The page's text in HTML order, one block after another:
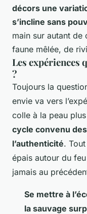
décors une
s’incline sans
main sur autant de
faune mêlée, de
Les expériences
?
Toujours la
envie va vers
colle à la peau plus
cycle convenu
l’authenticité.
épais autour du
jamais au
Se mettre à
la sauvage